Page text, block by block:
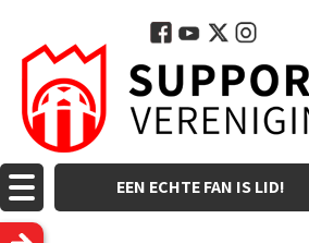
EEN ECHTE FAN IS LID!